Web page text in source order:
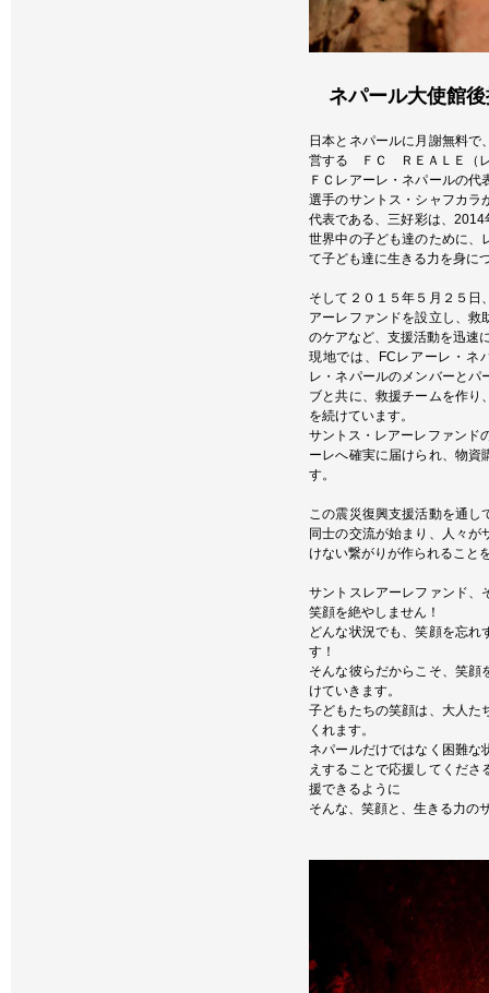
ネパール大使館
日本とネパールに月謝無料
営する ＦＣ ＲＥＡＬＥ（レ
ＦＣレアーレ・ネパールの
選手のサントス・シャフカラ
代表である、三好彩は、
世界中の子ども達のために、
て子ども達に生きる力を身に
そして２０１５年５月２５日
アーレファンドを設立し、救
のケアなど、支援活動を迅速
現地では、FCレアーレ・ネ
レ・ネパールのメンバーとパ
ブと共に、救援チームを作り
を続けています。
サントス・レアーレファンド
ーレへ確実に届けられ、物資
す。
この震災復興支援活動を通し
同士の交流が始まり、人々
けない繋がりが作られること
サントスレアーレファンド、
笑顔を絶やしません！
どんな状況でも、笑顔を忘
す！
そんな彼らだからこそ、笑顔
けていきます。
子どもたちの笑顔は、大人た
くれます。
ネパールだけではなく困難な
えすることで応援してくだ
援できるように
そんな、笑顔と、生きる力の